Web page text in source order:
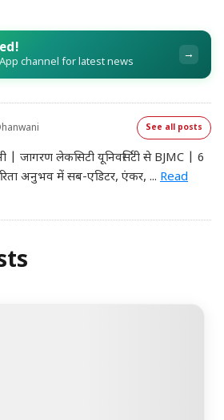
channel for latest news →
See all posts
| जागरण लेकसिटी यूनिवर्सिटी से BJMC | 6
अनुभव में सब-एडिटर, एंकर, ... Read